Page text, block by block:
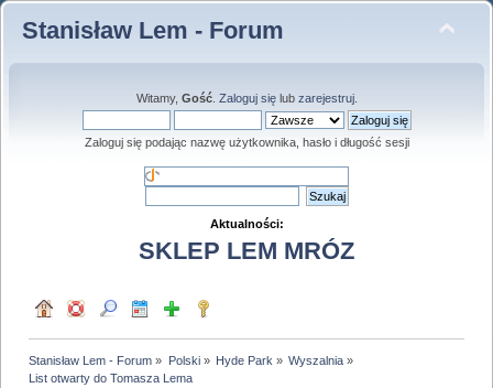
Stanisław Lem - Forum
Witamy, Gość. Zaloguj sięlub zarejestruj.
Zaloguj się podając nazwę użytkownika, hasło i długość sesji
Aktualności:
SKLEP LEM MRÓZ
Stanisław Lem - Forum » Polski» Hyde Park » Wyszalnia »
List otwarty do Tomasza Lema